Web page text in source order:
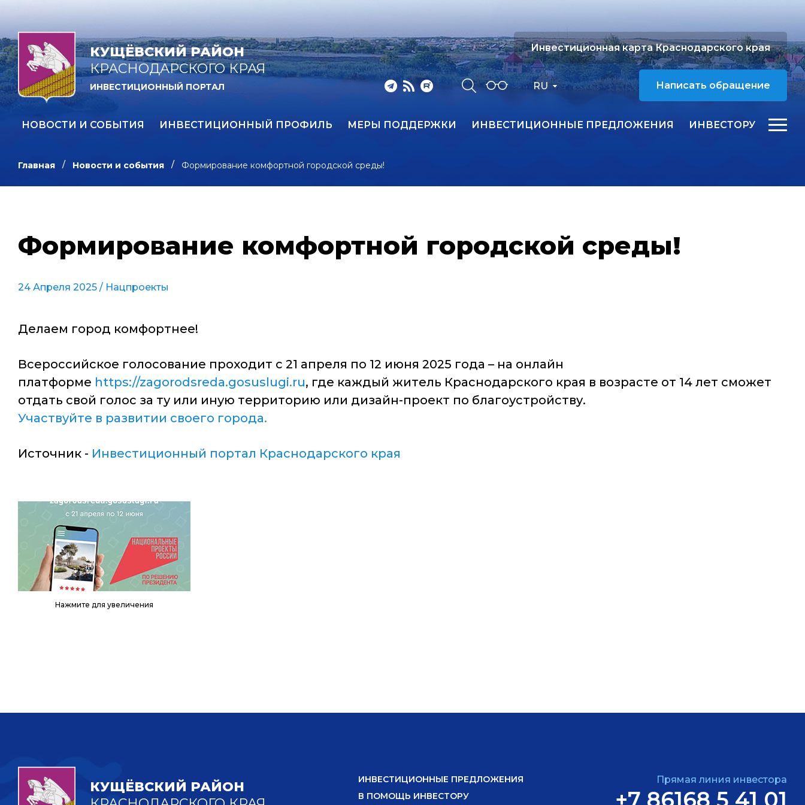
КУЩЁВСКИЙ РАЙОН
КРАСНОДАРСКОГО КРАЯ
ИНВЕСТИЦИОННЫЙ ПОРТАЛ RU
Инвестиционная карта Краснодарского края
Написать обращение
НОВОСТИ И СОБЫТИЯ ИНВЕСТИЦИОННЫЙ ПРОФИЛЬ МЕРЫ ПОДДЕРЖКИ ИНВЕСТИЦИОННЫЕ ПРЕДЛОЖЕНИЯ ИНВЕСТОРУ
Главная Новости и события Формирование комфортной городской среды!
Формирование комфортной городской среды!
24 Апреля 2025 / Нацпроекты
Делаем город комфортнее!
Всероссийское голосование проходит с 21 апреля по 12 июня 2025 года – на онлайн
платформе https://zagorodsreda.gosuslugi.ru, где каждый житель Краснодарского края в возрасте от 14 лет сможет
отдать свой голос за ту или иную территорию или дизайн-проект по благоустройству.
Участвуйте в развитии своего города.
Источник - Инвестиционный портал Краснодарского края
Нажмите для увеличения
КУЩЁВСКИЙ РАЙОН
ИНВЕСТИЦИОННЫЕ ПРЕДЛОЖЕНИЯ
В ПОМОЩЬ ИНВЕСТОРУ
Прямая линия инвестора
+7 86168 5 41 01